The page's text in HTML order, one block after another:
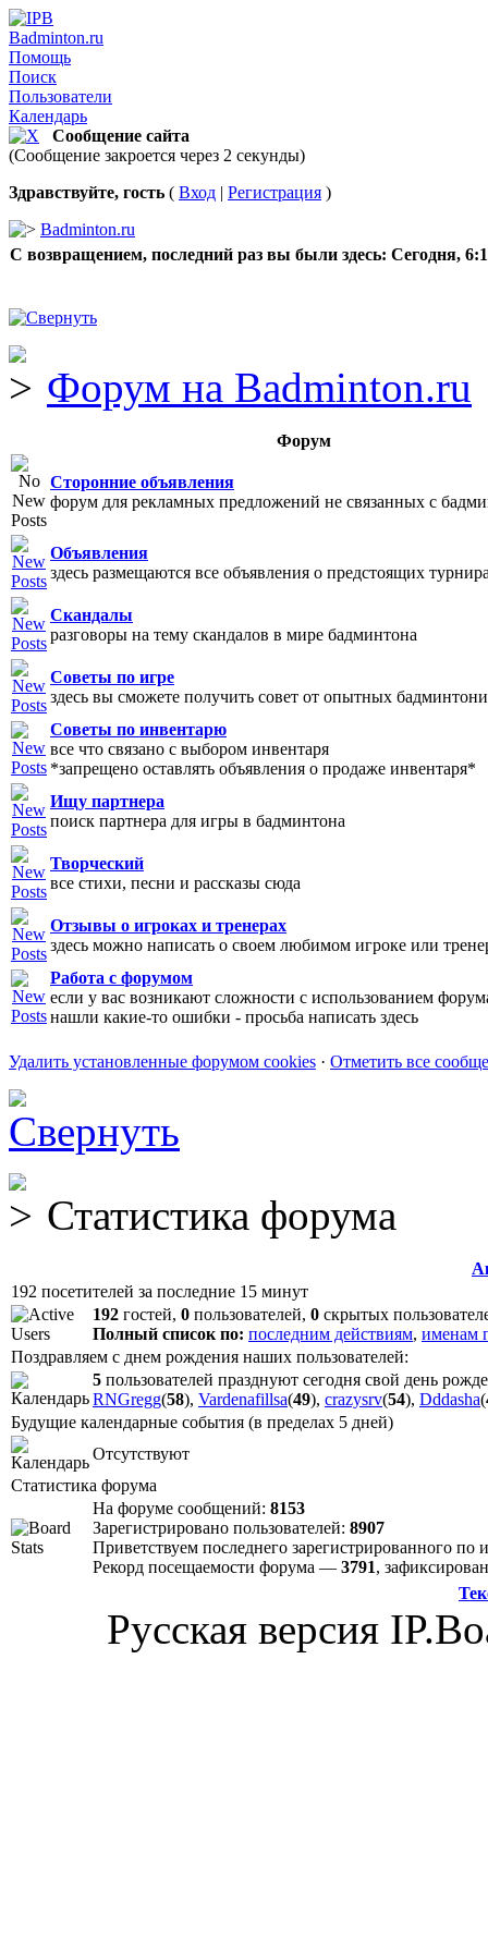
Badminton.ru
Помощь
Поиск
Пользователи
Календарь
Сообщение сайта
(Сообщение закроется через 2 секунды)
Здравствуйте, гость ( Вход | Регистрация )
Badminton.ru
С возвращением, последний раз вы были здесь: Сегодня,
Форум на Badminton.ru
Форум
Сторонние объявления
форум для рекламных предложений не связанных с
Объявления
здесь размещаются все объявления о предстоящих
Скандалы
разговоры на тему скандалов в мире бадминтона
Советы по игре
здесь вы сможете получить совет от опытных
Советы по инвентарю
все что связано с выбором инвентаря
*запрещено оставлять объявления о продаже инвентаря*
Ищу партнера
поиск партнера для игры в бадминтона
Творческий
все стихи, песни и рассказы сюда
Отзывы о игроках и тренерах
здесь можно написать о своем любимом игроке или
Работа с форумом
если у вас возникают сложности с использованием
нашли какие-то ошибки - просьба написать здесь
Удалить установленные форумом cookies · Отметить все
Статистика форума
192 посетителей за последние 15 минут
192 гостей, 0 пользователей, 0 скрытых
Полный список по: последним действиям, именам
Поздравляем с днем рождения наших пользователей:
5 пользователей празднуют сегодня свой день
RNGregg(58), Vardenafillsa(49), crazysrv(54), Dddasha(
Будущие календарные события (в пределах 5 дней)
Отсутствуют
Статистика форума
На форуме сообщений: 8153
Зарегистрировано пользователей: 8907
Приветствуем последнего зарегистрированного по
Рекорд посещаемости форума — 3791,
Русская версия